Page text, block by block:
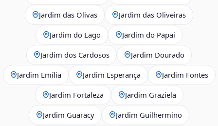
Jardim das Olivas Jardim das Oliveiras
Jardim do Lago Jardim do Papai
Jardim dos Cardosos Jardim Dourado
Jardim Emília Jardim Esperança Jardim Fontes
Jardim Fortaleza Jardim Graziela
Jardim Guaracy Jardim Guilhermino